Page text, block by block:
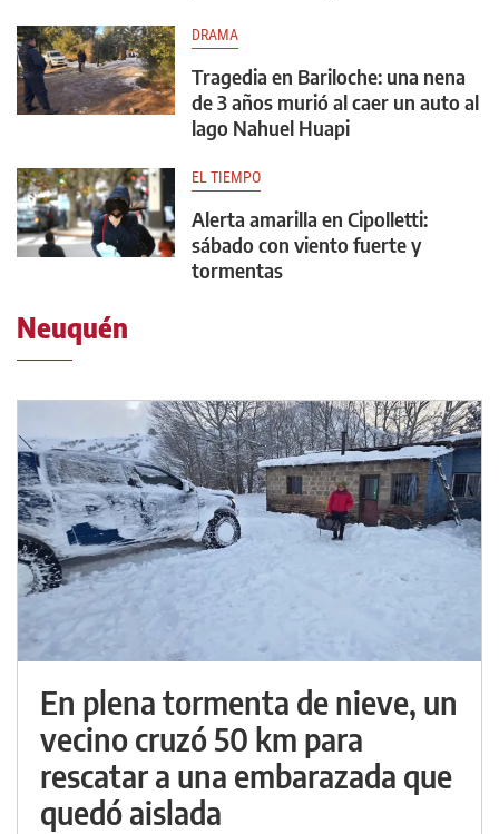
DRAMA
Tragedia en Bariloche: una nena
de 3 años murió al caer un auto al
lago Nahuel Huapi
EL TIEMPO
Alerta amarilla en Cipolletti:
sábado con viento fuerte y
tormentas
Neuquén
En plena tormenta de nieve, un
vecino cruzó 50 km para
rescatar a una embarazada que
quedó aislada